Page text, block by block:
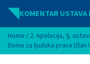
Idi na sadržaj
KOMENTAR USTAVA
Home / 2. Apelacija, tj.
Domu za ljudska prava (član